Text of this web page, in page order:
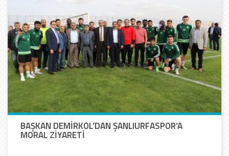
BAŞKAN DEMİRKOL’DAN ŞANLIURFASPOR’A
MORAL ZİYARETİ